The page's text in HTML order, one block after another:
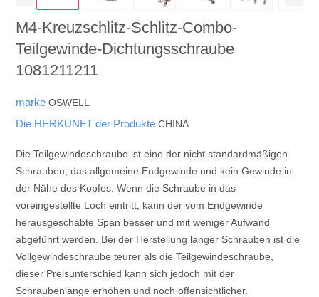
M4-Kreuzschlitz-Schlitz-Combo-
Teilgewinde-Dichtungsschraube
1081211211
markeOSWELL
Die HERKUNFT der ProdukteCHINA
Die Teilgewindeschraube ist eine der nicht standardmäßigen
Schrauben, das allgemeine Endgewinde und kein Gewinde in
der Nähe des Kopfes. Wenn die Schraube in das
voreingestellte Loch eintritt, kann der vom Endgewinde
herausgeschabte Span besser und mit weniger Aufwand
abgeführt werden. Bei der Herstellung langer Schrauben ist die
Vollgewindeschraube teurer als die Teilgewindeschraube,
dieser Preisunterschied kann sich jedoch mit der
Schraubenlänge erhöhen und noch offensichtlicher.